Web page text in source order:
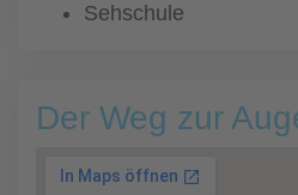
Sehschule
Der Weg zur